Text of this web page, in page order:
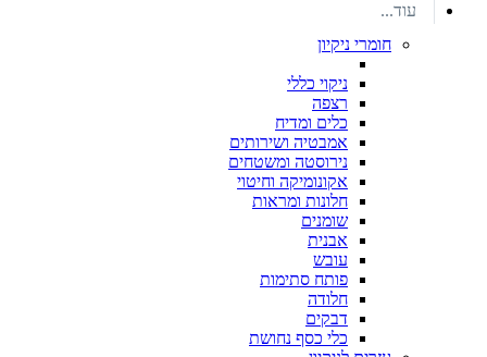
עוד...
חומרי ניקיון
ניקוי כללי
רצפה
כלים ומדיח
אמבטיה ושירותים
נירוסטה ומשטחים
אקונומיקה וחיטוי
חלונות ומראות
שומנים
אבנית
עובש
פותח סתימות
חלודה
דבקים
כלי כסף נחושת